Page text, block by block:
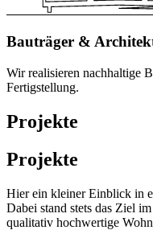
Bauträger &
Wir realisieren nachhaltige
Fertigstellung.
Projekte
Projekte
Hier ein kleiner Einblick in
Dabei stand stets das Ziel
qualitativ hochwertige